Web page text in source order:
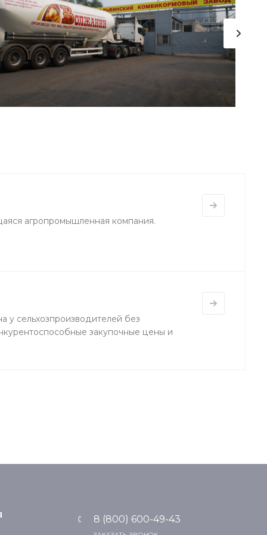
агропромышленная компания.
у сельхозпроизводителей без
закупочные цены и
8 (800) 600-49-43